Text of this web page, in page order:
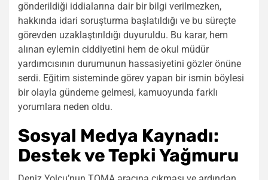
gönderildiği iddialarına dair bir bilgi verilmezken,
hakkında idari soruşturma başlatıldığı ve bu süreçte
görevden uzaklaştırıldığı duyuruldu. Bu karar, hem
alınan eylemin ciddiyetini hem de okul müdür
yardımcısının durumunun hassasiyetini gözler önüne
serdi. Eğitim sisteminde görev yapan bir ismin böylesi
bir olayla gündeme gelmesi, kamuoyunda farklı
yorumlara neden oldu.
Sosyal Medya Kaynadı:
Destek ve Tepki Yağmuru